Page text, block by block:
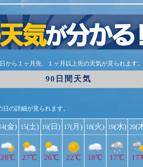
から１ヶ月先、１ヶ月以上先の天気が見られます。
90日間天気
の詳細が見られます。
(金)
28℃
15(土)
27℃
16(日)
26℃
17(月)
22℃
18(火)
18℃
19(水)
17℃
20(